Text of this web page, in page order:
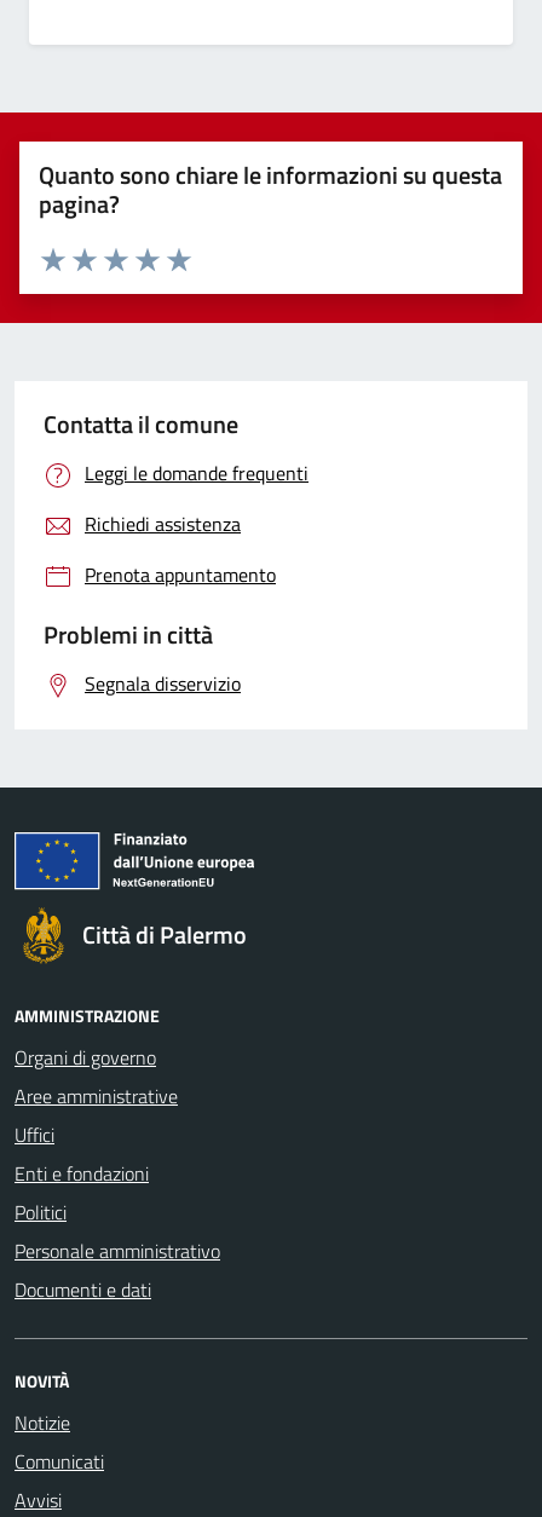
Quanto sono chiare le informazioni su questa
pagina?
Valuta 5 stelle su 5
Valuta 4 stelle su 5
Valuta 3 stelle su 5
Valuta 2 stelle su 5
Valuta 1 stelle su 5
Contatta il comune
Leggi le domande frequenti
Richiedi assistenza
Prenota appuntamento
Problemi in città
Segnala disservizio
Città di Palermo
AMMINISTRAZIONE
Organi di governo
Aree amministrative
Uffici
Enti e fondazioni
Politici
Personale amministrativo
Documenti e dati
NOVITÀ
Notizie
Comunicati
Avvisi